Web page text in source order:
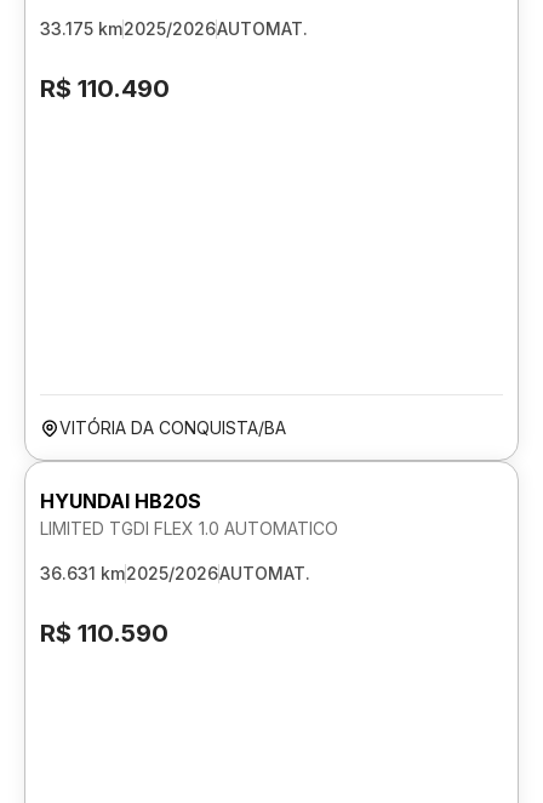
33.175 km2025/2026AUTOMAT.
R$ 110.490
VITÓRIA DA CONQUISTA/BA
HYUNDAI HB20S
LIMITED TGDI FLEX 1.0 AUTOMATICO
36.631 km2025/2026AUTOMAT.
R$ 110.590